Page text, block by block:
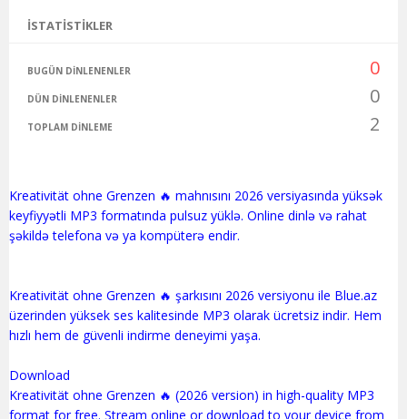
İSTATISTIKLER
BUGÜN DINLENENLER 0
DÜN DINLENENLER 0
TOPLAM DINLEME 2
Kreativität ohne Grenzen 🔥 mahnısını 2026 versiyasında yüksək
keyfiyyətli MP3 formatında pulsuz yüklə. Online dinlə və rahat
şəkildə telefona və ya kompüterə endir.
Kreativität ohne Grenzen 🔥 şarkısını 2026 versiyonu ile Blue.az
üzerinden yüksek ses kalitesinde MP3 olarak ücretsiz indir. Hem
hızlı hem de güvenli indirme deneyimi yaşa.
Download
Kreativität ohne Grenzen 🔥 (2026 version) in high-quality MP3
format for free. Stream online or download to your device from